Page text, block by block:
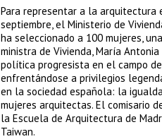
Para representar a la arquitectura
septiembre, el Ministerio de
ha seleccionado a 100 mujeres,
ministra de Vivienda, María
política progresista en el campo
enfrentándose a privilegios
en la sociedad española: la
mujeres arquitectas. El comisario
la Escuela de Arquitectura de
Taiwan.